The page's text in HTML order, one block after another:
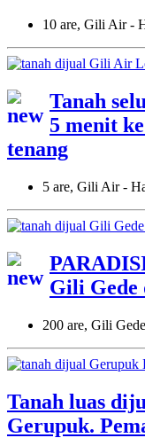
10 are, Gili Air -
Tanah
5 menit
tenang
5 are, Gili Air -
Gili Gede
200 are, Gili
Tanah luas
Gerupuk.